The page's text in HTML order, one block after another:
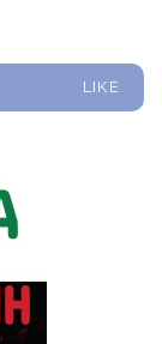
LIKE